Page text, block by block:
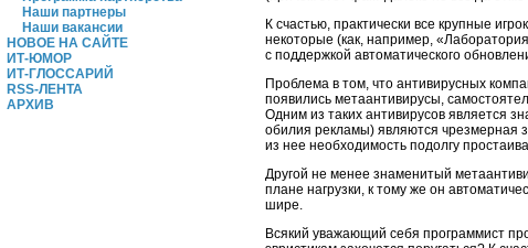
Наши партнеры
Наши вакансии
НОВОЕ НА САЙТЕ
ИТ-ЮМОР
ИТ-ГЛОССАРИЙ
RSS-ЛЕНТА
АРХИВ
К счастью, практически все крупные
некоторые (как, например,
с поддержкой автоматического
Проблема в том, что антивирусных
появились метаантивирусы,
Одним из таких антивирусов является
обилия рекламы) являются чрезмерная
из нее необходимость подолгу
Другой не менее знаменитый
плане нагрузки, к тому же он
шире.
Всякий уважающий себя программист